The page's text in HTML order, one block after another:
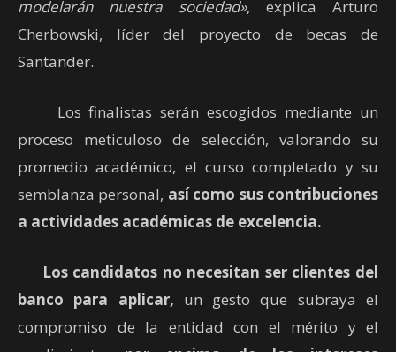
modelarán nuestra sociedad», explica Arturo
Cherbowski, líder del proyecto de becas de
Santander.
Los finalistas serán escogidos mediante un
proceso meticuloso de selección, valorando su
promedio académico, el curso completado y su
semblanza personal, así como sus contribuciones
a actividades académicas de excelencia.
Los candidatos no necesitan ser clientes del
banco para aplicar, un gesto que subraya el
compromiso de la entidad con el mérito y el